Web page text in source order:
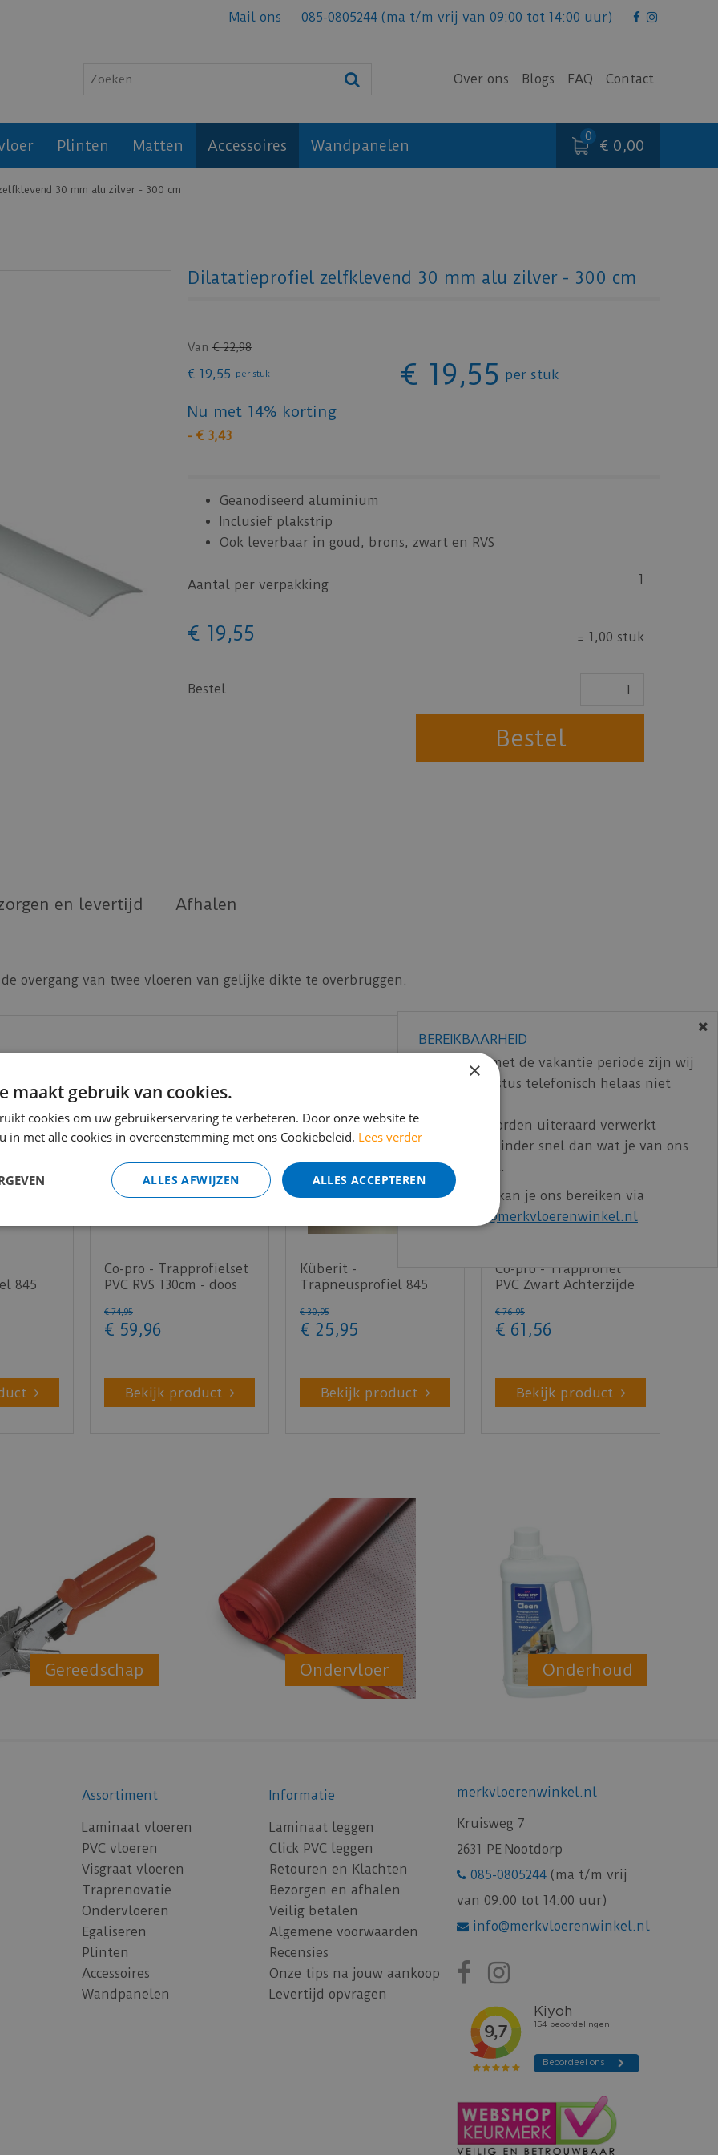
30 mm alu zilver - 300 cm
Mail ons 085-0805244 (ma t/m vrij van 09:00 tot 14:00 uur)
Over ons Blogs FAQ Contact
Plinten Matten Accessoires Wandpanelen € 0,00
Dilatatieprofiel zelfklevend 30 mm alu zilver - 300 cm
Van € 22,98
€ 19,55 per stuk € 19,55 per stuk
Nu met 14% korting
- € 3,43
Geanodiseerd aluminium
Inclusief plakstrip
Ook leverbaar in goud, brons, zwart en RVS
Aantal per verpakking 1
€ 19,55 = 1,00 stuk
Bestel
en levertijd Afhalen
overgang van twee vloeren van gelijke dikte te overbruggen.
845
Co-pro - Trapprofielset
PVC RVS 130cm - doos
€ 74,95
€ 59,96
Bekijk product
Küberit -
Trapneusprofiel 845
2-3mm …
€ 30,95
€ 25,95
Bekijk product
Co-pro - Trapprofiel
PVC Zwart Achterzijde
€ 76,95
€ 61 ,56
Bekijk product
Gereedschap Ondervloer Onderhoud
Assortiment
Laminaat vloeren
PVC vloeren
Visgraat vloeren
Traprenovatie
Ondervloeren
Egaliseren
Plinten
Accessoires
Wandpanelen
Informatie
Laminaat leggen
Click PVC leggen
Retouren en Klachten
Bezorgen en afhalen
Veilig betalen
Algemene voorwaarden
Recensies
Onze tips na jouw aankoop
Levertijd opvragen
merkvloerenwinkel.nl
Kruisweg 7
2631 PE Nootdorp
085-0805244 (ma t/m vrij
van 09:00 tot 14:00 uur)
info@merkvloerenwinkel.nl
BEREIKBAARHEID
In verband met de vakantie periode zijn wij
t/m 14 augustus telefonisch helaas niet
Bestelling worden uiteraard verwerkt
echter iets minder snel dan wat je van ons
gewend bent.
Voor vragen kan je ons bereiken via
info@merkvloerenwinkel.nl
×
maakt gebruik van cookies.
cookies om uw gebruikerservaring te verbeteren. Door onze website te
in met alle cookies in overeenstemming met ons Cookiebeleid. Lees verder
ALLES ACCEPTEREN
ALLES AFWIJZEN